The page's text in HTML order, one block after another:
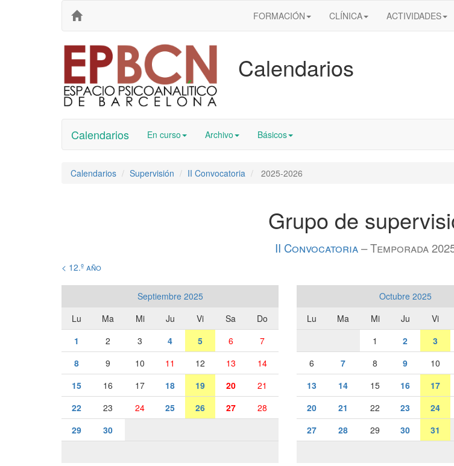
FORMACIÓN CLÍNICA ACTIVIDADES
Calendarios
Calendarios En curso Archivo Básicos
Calendarios Supervisión II Convocatoria 2025-2026
Grupo de
II Convocatoria– Temporada
< 12.º año
Septiembre 2025
Lu
Ma Mi Ju Vi Sa
Do
1
2 3 4 5 6
7
8
9 10 11 12 13
14
15
16 17 18 19 20
21
22
23 24 25 26 27
28
29
30
Octubre 2025
Lu
Ma Mi Ju Vi
1
2 3
6
7 8 9 10
13
14 15 16 17
20
21 22 23 24
27
28 29 30 31